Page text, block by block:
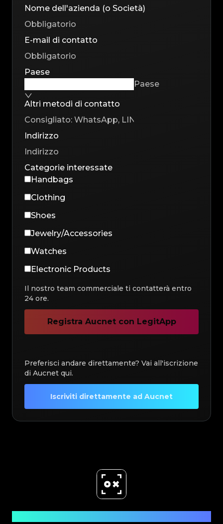
Nome dell'azienda (o Società)
E-mail di contatto
Paese
Paese
Altri metodi di contatto
Indirizzo
Categorie interessate
Handbags
Clothing
Shoes
Jewelry/Accessories
Watches
Electronic Products
Il nostro team commerciale ti contatterà entro
24 ore.
Registra Aucnet con LegitApp
Preferisci andare direttamente? Vai all'iscrizione
di Aucnet qui.
Iscriviti direttamente ad Aucnet